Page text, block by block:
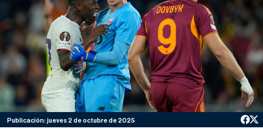
Publicación: jueves 2 de octubre de 2025